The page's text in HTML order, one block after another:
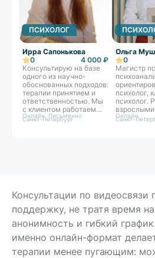
ПСИХОЛОГ
Ирра Сапонькова
0
4 000 ₽
Консультирую на базе
одного из научно-
обоснованных подходов:
терапии принятием и
ответственностью. Мы
с клиентом работаем
как команда над
навыки под запрос
человека, которые
возможно унести с
собой в жизнь. Если
ситуация позволяет,
интервенции с быстрым
эффектом.
Онлайн, Письменно
Санкт-Петербург
Ольга
0
Магистр
психолог,
психолог.
предлагаю
Онлайн
Санкт-
Консультации по видеосвязи
поддержку, не тратя время
анонимность и гибкий
именно онлайн-формат
терапии менее пугающим: